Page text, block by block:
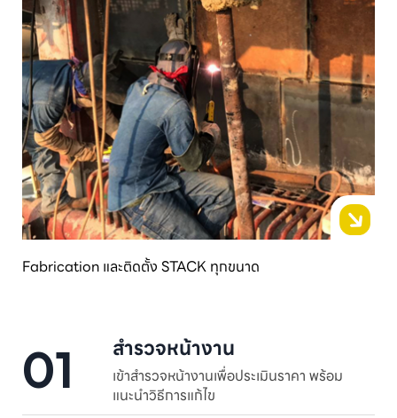
Fabrication และติดตั้ง STACK ทุกขนาด
01 สำรวจหน้างาน
เข้าสำรวจหน้างานเพื่อประเมินราคา พร้อม
แนะนำวิธีการแก้ไข